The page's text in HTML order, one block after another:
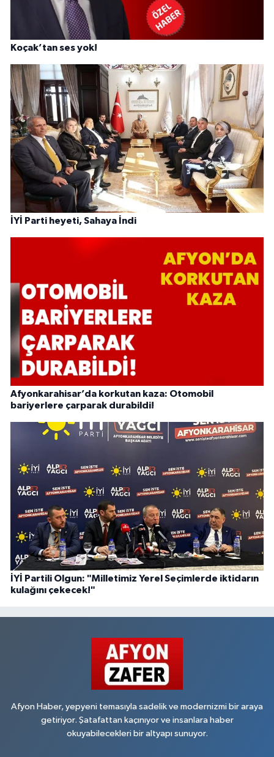
Koçak’tan ses yok!
İYİ Parti heyeti, Sahaya İndi
Afyonkarahisar’da korkutan kaza: Otomobil
bariyerlere çarparak durabildi!
İYİ Partili Olgun: "Milletimiz Yerel Seçimlerde iktidarın
kulağını çekecek!"
Afyon Haber, yepyeni temasıyla sadelik ve modernizmi bir araya
getiriyor. Şatafattan kaçınıyor ve insanlara haber
okuyabilecekleri bir altyapı sunuyor.